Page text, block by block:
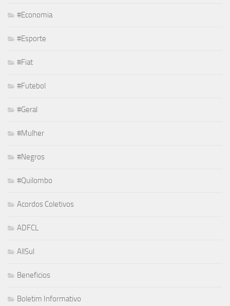
#Economia
#Esporte
#Fiat
#Futebol
#Geral
#Mulher
#Negros
#Quilombo
Acordos Coletivos
ADFCL
AllSul
Beneficios
Boletim Informativo